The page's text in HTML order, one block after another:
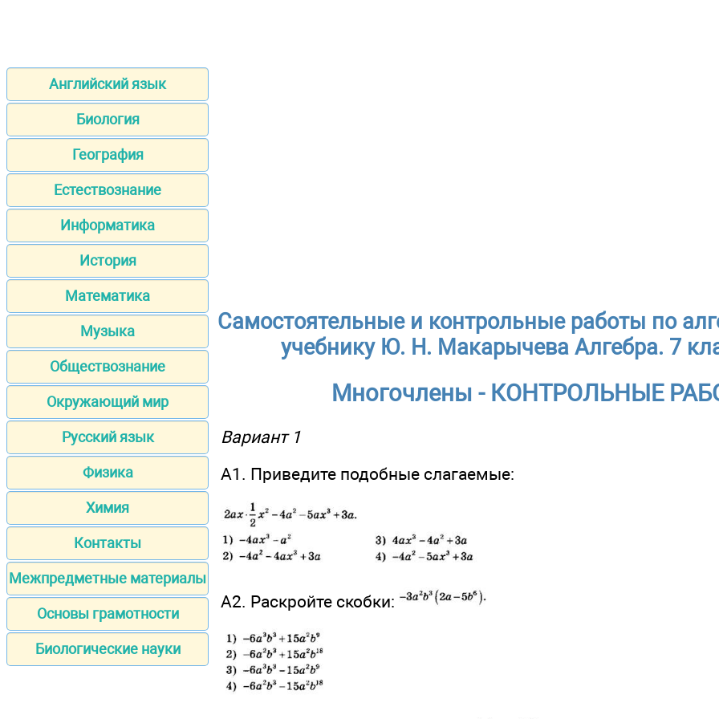
Английский язык
Биология
География
Естествознание
Информатика
История
Математика
Музыка
Обществознание
Окружающий мир
Русский язык
Физика
Химия
Контакты
Межпредметные материалы
Основы грамотности
Биологические науки
Самостоятельные и контрольные работы по
учебнику Ю. Н. Макарычева Алгебра. 7
Многочлены - КОНТРОЛЬНЫЕ
Вариант 1
А1. Приведите подобные слагаемые:
А2. Раскройте скобки: